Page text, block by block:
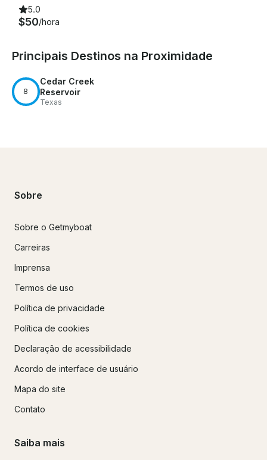
5.0
$50/hora
Principais Destinos na Proximidade
8
Cedar Creek
Reservoir
Texas
Sobre
Sobre o Getmyboat
Carreiras
Imprensa
Termos de uso
Política de privacidade
Política de cookies
Declaração de acessibilidade
Acordo de interface de usuário
Mapa do site
Contato
Saiba mais